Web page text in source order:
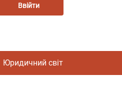
Ввійти
Юридичний світ